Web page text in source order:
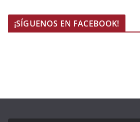
¡SÍGUENOS EN FACEBOOK!